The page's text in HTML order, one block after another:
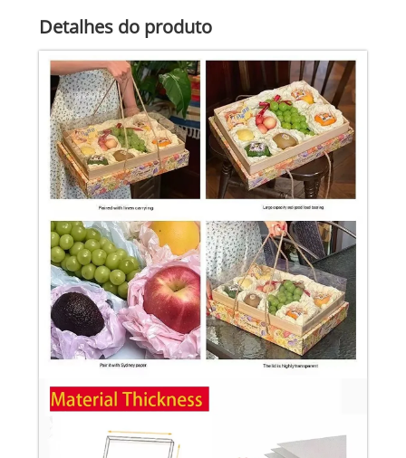
Detalhes do produto